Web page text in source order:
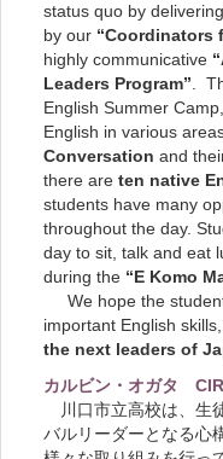
status quo by delivering
by our “Coordinators
highly communicative
Leaders Program”.
English Summer
English in various
Conversation and
there are ten native
students have many
throughout the day.
day to sit, talk and eat
during the “E Komo
We hope the
important English
the next leaders of
カルビン・オガタ
川口市立高校は、生
バルリーダーとなる心